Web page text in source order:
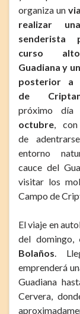
organiza un
realizar
senderista
curso
Guadiana y
posterior a
de
próximo día
octubre,
de
entorno
cauce del
visitar los
Campo de
El viaje en
del domingo,
Bolaños.
emprenderá
Guadiana
Cervera,